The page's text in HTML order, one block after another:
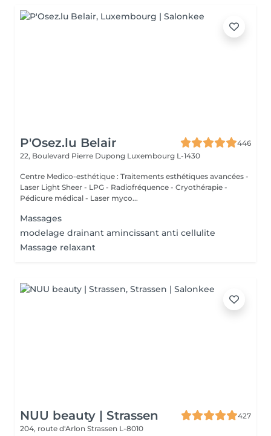
P'Osez.lu Belair
446
22, Boulevard Pierre Dupong Luxembourg L-1430
Centre Medico-esthétique : Traitements esthétiques avancées -
Laser Light Sheer - LPG - Radiofréquence - Cryothérapie -
Pédicure médical - Laser myco...
Massages
modelage drainant amincissant anti cellulite
Massage relaxant
NUU beauty | Strassen
427
204, route d'Arlon Strassen L-8010